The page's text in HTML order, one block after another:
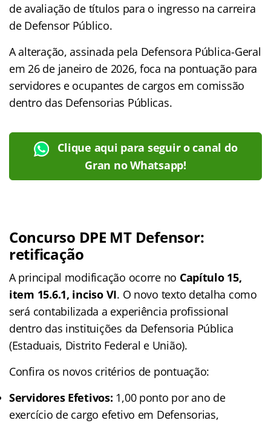
de avaliação de títulos para o ingresso na carreira
de Defensor Público.
A alteração, assinada pela Defensora Pública-Geral
em 26 de janeiro de 2026, foca na pontuação para
servidores e ocupantes de cargos em comissão
dentro das Defensorias Públicas.
Clique aqui para seguir o canal do
Gran no Whatsapp!
Concurso DPE MT Defensor:
retificação
A principal modificação ocorre no Capítulo 15,
item 15.6.1, inciso VI. O novo texto detalha como
será contabilizada a experiência profissional
dentro das instituições da Defensoria Pública
(Estaduais, Distrito Federal e União).
Confira os novos critérios de pontuação:
Servidores Efetivos: 1,00 ponto por ano de
exercício de cargo efetivo em Defensorias,